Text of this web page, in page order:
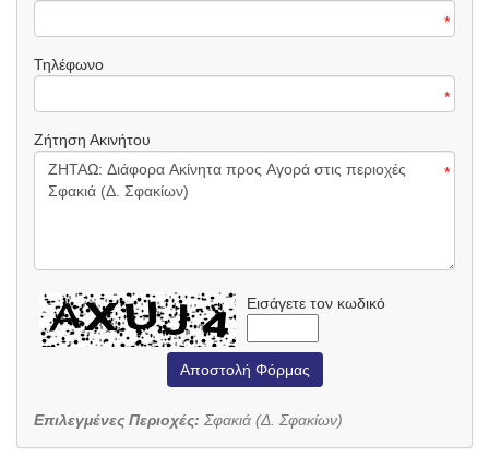
*
Τηλέφωνο
*
Ζήτηση Ακινήτου
*
Εισάγετε τον κωδικό
Αποστολή Φόρμας
Επιλεγμένες Περιοχές: Σφακιά (Δ. Σφακίων)